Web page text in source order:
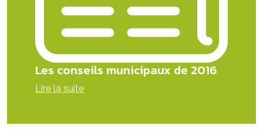
Les conseils municipaux de 2016
Lire la suite